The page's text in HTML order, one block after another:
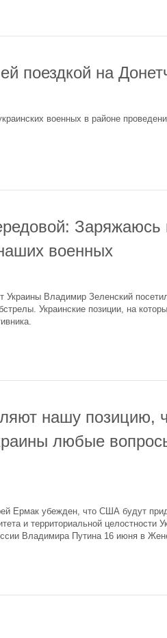
поездкой на
военных в районе
Заряжаюсь
военных
Украины Владимир Зеленский
Украинские позиции, на
нашу позицию,
любые
Ермак убежден, что США будут
и территориальной целостности
Владимира Путина 16 июня в